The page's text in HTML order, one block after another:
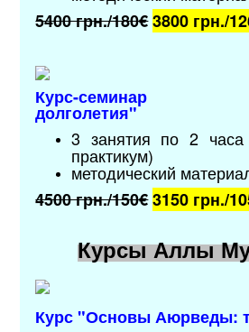
5400 грн./180€3800 грн./
Курс-семинар
долголетия"
3 занятия по 2
практикум)
методический
4500 грн./150€3150 грн./
Курсы Аллы
Курс "Основы Аюрведы: